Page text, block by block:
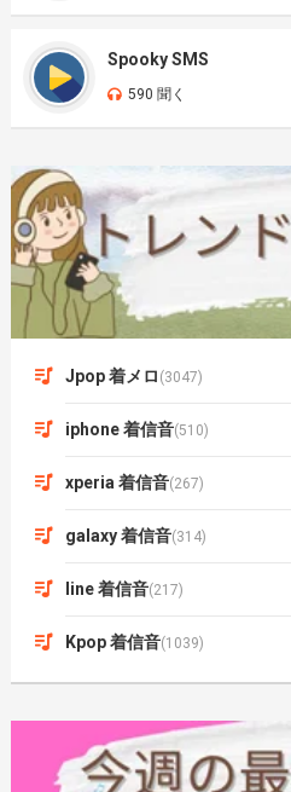
Spooky SMS
590 聞く
Jpop 着メロ (3047)
iphone 着信音(510)
xperia 着信音(267)
galaxy 着信音(314)
line 着信音(217)
Kpop 着信音(1039)